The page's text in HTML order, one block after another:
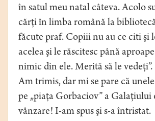
în satul meu natal câteva. Acolo
cărţi în limba română la
făcute praf. Copiii nu au ce citi şi
acelea şi le răscitesc până
nimic din ele. Merită să le vedeţi”.
Am trimis, dar mi se pare că
pe „piaţa Gorbaciov” a Galaţiului
vânzare! I-am spus şi s-a întristat.